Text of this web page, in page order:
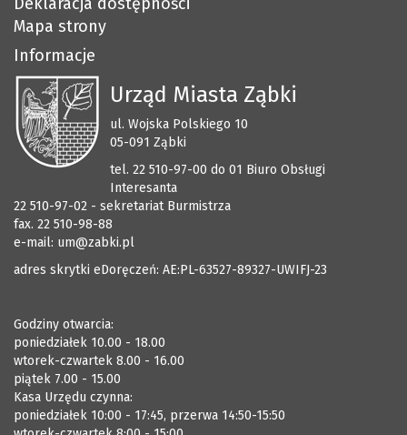
Mapa strony
Informacje
Urząd Miasta Ząbki
ul. Wojska Polskiego 10
05-091 Ząbki
tel. 22 510-97-00 do 01 Biuro Obsługi
Interesanta
22 510-97-02 - sekretariat Burmistrza
fax. 22 510-98-88
e-mail: um@zabki.pl
adres skrytki eDoręczeń: AE:PL-63527-89327-UWIFJ-23
Godziny otwarcia:
poniedziałek 10.00 - 18.00
wtorek-czwartek 8.00 - 16.00
piątek 7.00 - 15.00
Kasa Urzędu czynna:
poniedziałek 10:00 - 17:45, przerwa 14:50-15:50